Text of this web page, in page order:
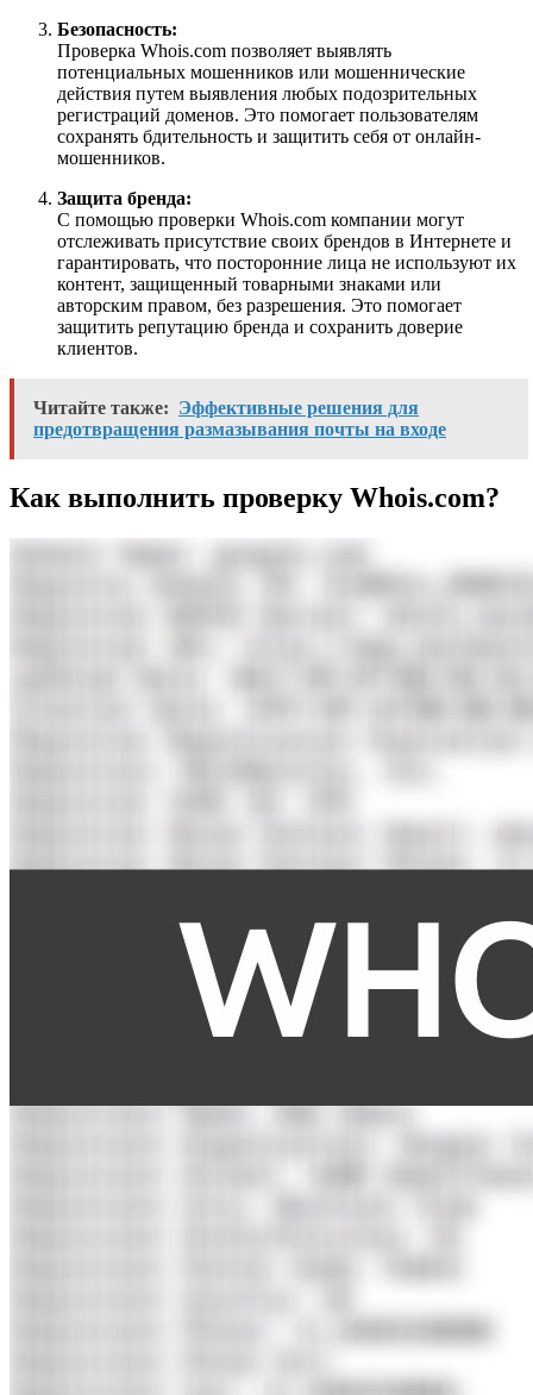
Безопасность:
Проверка Whois.com позволяет выявлять
потенциальных мошенников или мошеннические
действия путем выявления любых подозрительных
регистраций доменов. Это помогает пользователям
сохранять бдительность и защитить себя от онлайн-
мошенников.
Защита бренда:
С помощью проверки Whois.com компании могут
отслеживать присутствие своих брендов в Интернете и
гарантировать, что посторонние лица не используют их
контент, защищенный товарными знаками или
авторским правом, без разрешения. Это помогает
защитить репутацию бренда и сохранить доверие
клиентов.
Читайте также: Эффективные решения для
предотвращения размазывания почты на входе
Как выполнить проверку Whois.com?